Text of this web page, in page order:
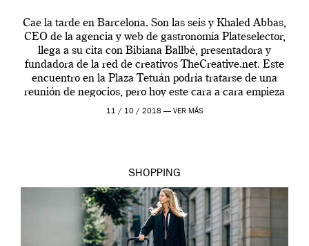
Cae la tarde en Barcelona. Son las seis y Khaled Abbas,
CEO de la agencia y web de gastronomía Plateselector,
llega a su cita con Bibiana Ballbé, presentadora y
fundadora de la red de creativos TheCreative.net. Este
encuentro en la Plaza Tetuán podría tratarse de una
reunión de negocios, pero hoy este cara a cara empieza
sobre […]
11 / 10 / 2018 — VER MÁS
SHOPPING